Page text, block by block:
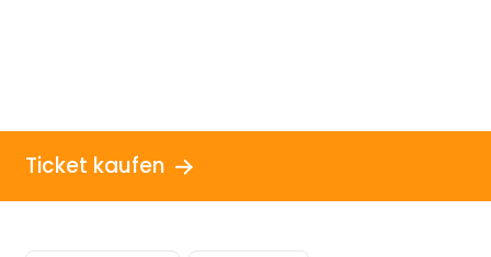
Ticket kaufen